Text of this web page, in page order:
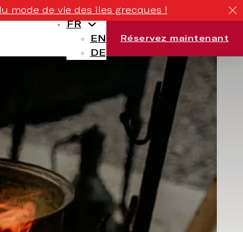
mode de vie des îles grecques !
FR
EN
DE
Réservez maintenant